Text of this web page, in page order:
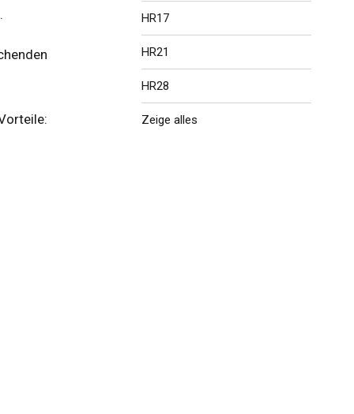
HR17
HR21
HR28
Zeige alles